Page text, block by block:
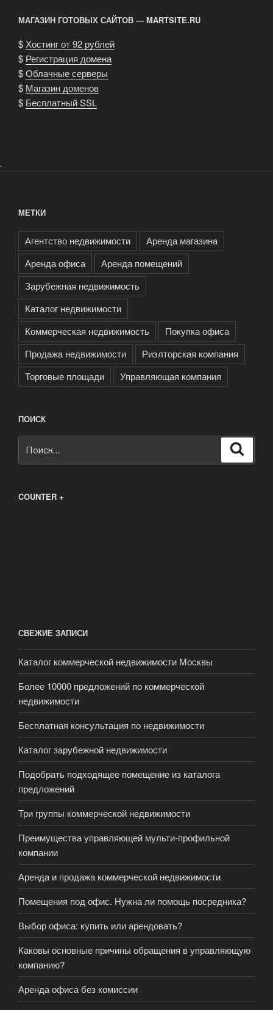
МАГАЗИН ГОТОВЫХ САЙТОВ — MARTSITE.RU
$ Хостинг от 92 рублей
$ Регистрация домена
$Облачные серверы
$ Магазин доменов
$ Бесплатный SSL
.
МЕТКИ
Агентство недвижимости
Аренда магазина
Аренда офиса
Аренда помещений
Зарубежная недвижимость
Каталог недвижимости
Коммерческая недвижимость
Покупка офиса
Продажа недвижимости
Риэлторская компания
Торговые площади
Управляющая компания
ПОИСК
COUNTER +
СВЕЖИЕ ЗАПИСИ
Каталог коммерческой недвижимости Москвы
Более 10000 предложений по коммерческой
недвижимости
Бесплатная консультация по недвижимости
Каталог зарубежной недвижимости
Подобрать подходящее помещение из каталога
предложений
Три группы коммерческой недвижимости
Преимущества управляющей мульти-профильной
компании
Аренда и продажа коммерческой недвижимости
Помещения под офис. Нужна ли помощь посредника?
Выбор офиса: купить или арендовать?
Каковы основные причины обращения в управляющую
компанию?
Аренда офиса без комиссии